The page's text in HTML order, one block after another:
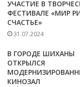
УЧАСТИЕ В
ФЕСТИВАЛЕ «МИР
СЧАСТЬЕ»
31.07.2024
В ГОРОДЕ ШИХАНЫ
ОТКРЫЛСЯ
КИНОЗАЛ